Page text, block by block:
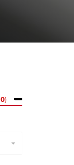
0)